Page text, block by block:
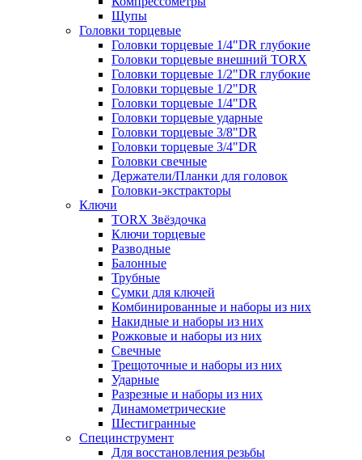
Щупы
Головки торцевые
Головки торцевые 1/4"DR глубокие
Головки торцевые внешний TORX
Головки торцевые 1/2"DR глубокие
Головки торцевые 1/2"DR
Головки торцевые 1/4"DR
Головки торцевые ударные
Головки торцевые 3/8"DR
Головки торцевые 3/4"DR
Головки свечные
Держатели/Планки для головок
Головки-экстракторы
Ключи
TORX Звёздочка
Ключи торцевые
Разводные
Балонные
Трубные
Сумки для ключей
Комбинированные и наборы из них
Накидные и наборы из них
Рожковые и наборы из них
Свечные
Трещоточные и наборы из них
Ударные
Разрезные и наборы из них
Динамометрические
Шестигранные
Специнструмент
Для восстановления резьбы